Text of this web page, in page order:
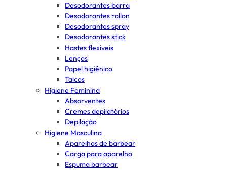
Desodorantes barra
Desodorantes rollon
Desodorantes spray
Desodorantes stick
Hastes flexíveis
Lenços
Papel higiênico
Talcos
Higiene Feminina
Absorventes
Cremes depilatórios
Depilação
Higiene Masculina
Aparelhos de barbear
Carga para aparelho
Espuma barbear